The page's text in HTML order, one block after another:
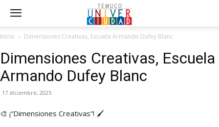
Inicio Dimensiones Creativas, Escuela Armando Dufey Blanc
Dimensiones Creativas, Escuela
Armando Dufey Blanc
17 diciembre, 2025
🎨 ¡“Dimensiones Creativas”! 🖌️